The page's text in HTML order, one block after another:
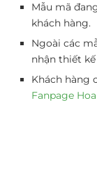
Mẫu mã
khách hàng.
Ngoài các
nhận thiết
Khách hàng
Fanpage